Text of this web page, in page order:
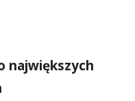
największych